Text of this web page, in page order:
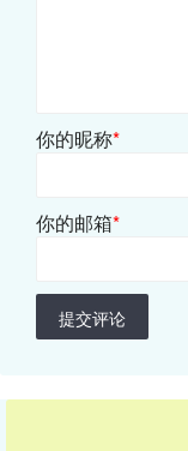
你的昵称*
你的邮箱*
提交评论